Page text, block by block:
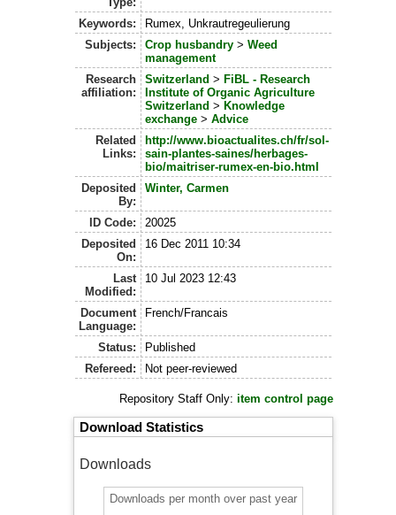
Keywords:
Rumex, Unkrautregeulierung
Subjects:
Crop husbandry> Weed
management
Research
affiliation:
Switzerland > FiBL - Research
Institute of Organic Agriculture
Switzerland > Knowledge
exchange> Advice
Related
Links:
http://www.bioactualites.ch/fr/sol-
sain-plantes-saines/herbages-
bio/maitriser-rumex-en-bio.html
Deposited
By:
Winter, Carmen
ID Code:
20025
Deposited
On:
16 Dec 2011 10:34
Last
Modified:
10 Jul 2023 12:43
Document
Language:
French/Francais
Status:
Published
Refereed:
Not peer-reviewed
Repository Staff Only:item control page
Download Statistics
Downloads
Downloads per month over past year